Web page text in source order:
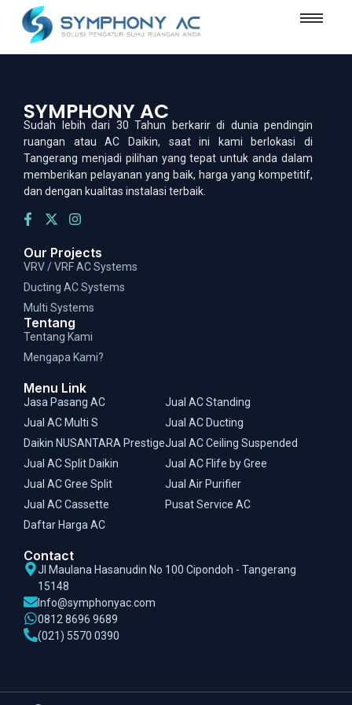
SYMPHONY AC
Sudah lebih dari 30 Tahun berkarir di dunia pendingin
ruangan atau AC Daikin, saat ini kami berlokasi di
Tangerang menjadi pilihan yang tepat untuk anda dalam
memberikan pelayanan yang baik, harga yang kompetitif,
dan dengan kualitas instalasi terbaik.
Our Projects
VRV / VRF AC Systems
Ducting AC Systems
Multi Systems
Tentang
Tentang Kami
Mengapa Kami?
Menu Link
Jasa Pasang AC
Jual AC Multi S
Daikin NUSANTARA Prestige
Jual AC Split Daikin
Jual AC Gree Split
Jual AC Cassette
Daftar Harga AC
Jual AC Standing
Jual AC Ducting
Jual AC Ceiling Suspended
Jual AC Flife by Gree
Jual Air Purifier
Pusat Service AC
Contact
Jl Maulana Hasanudin No 100 Cipondoh - Tangerang
15148
Info@symphonyac.com
0812 8696 9689
(021) 5570 0390